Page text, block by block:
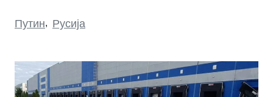
Путин, Русија